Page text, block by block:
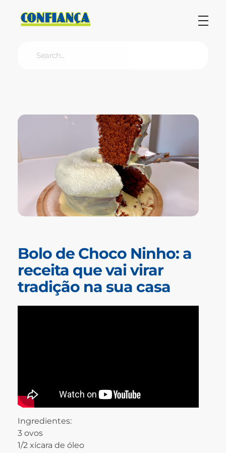
Bolo de Choco Ninho: a
receita que vai virar
tradição na sua casa
Ingredientes:
3 ovos
1/2 xícara de óleo